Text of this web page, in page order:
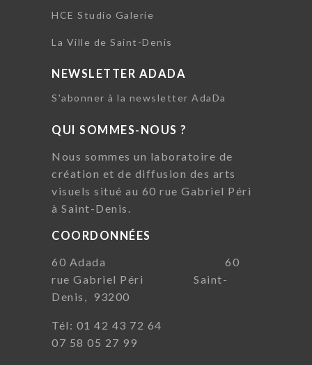
HCE Studio Galerie
La Ville de Saint-Denis
NEWSLETTER ADADA
S'abonner à la newsletter AdaDa
QUI SOMMES-NOUS ?
Nous sommes un laboratoire de
création et de diffusion des arts
visuels situé au 60 rue Gabriel Péri
à Saint-Denis.
COORDONNÉES
60 Adada 60
rue Gabriel Péri Saint-
Denis, 93200
Tél: 01 42 43 72 64
07 58 05 27 99